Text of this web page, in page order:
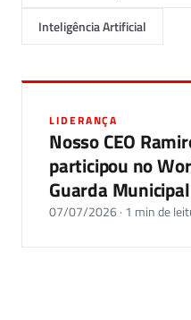
Inteligência Artificial
LIDERANÇA
Nosso CEO
participou no
Guarda
07/07/2026 · 1 min de